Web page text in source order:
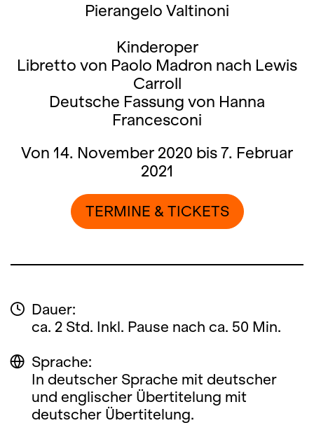
Pierangelo Valtinoni
Kinderoper
Libretto von Paolo Madron nach Lewis
Carroll
Deutsche Fassung von Hanna
Francesconi
Von 14. November 2020 bis 7. Februar
2021
TERMINE & TICKETS
Dauer:
ca. 2 Std. Inkl. Pause nach ca. 50 Min.
Sprache:
In deutscher Sprache mit deutscher
und englischer Übertitelung mit
deutscher Übertitelung.